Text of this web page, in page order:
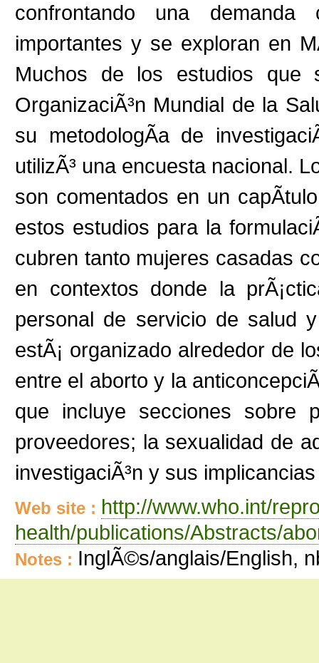
confrontando una
importantes y se exploran en
Muchos de los estudios
OrganizaciÃ³n Mundial de la
su metodologÃ­a de
utilizÃ³ una encuesta nacional.
son comentados en un
estos estudios para la
cubren tanto mujeres casadas
en contextos donde la
personal de servicio de salud
estÃ¡ organizado alrededor de
entre el aborto y la
que incluye secciones sobre
proveedores; la sexualidad de
investigaciÃ³n y sus
Web site : http://www.who.int/
health/publications/Abstracts/
Notes : InglÃ©s/anglais/English,